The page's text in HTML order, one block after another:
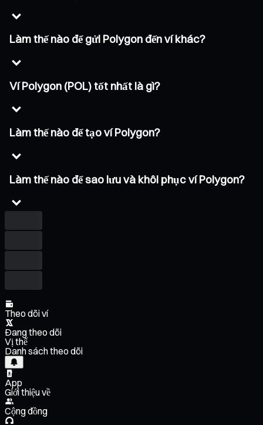
Làm thế nào để gửi Polygon đến ví khác?
Ví Polygon (POL) tốt nhất là gì?
Làm thế nào để tạo ví Polygon?
Làm thế nào để sao lưu và khôi phục ví Polygon?
Theo dõi ví
Đang theo dõi
Vị thế
Danh sách theo dõi
App
Giới thiệu về
Cộng đồng